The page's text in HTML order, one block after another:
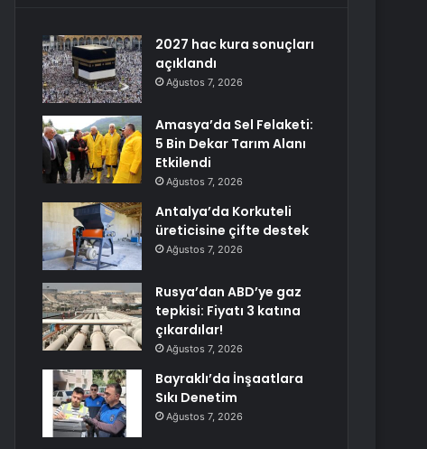
2027 hac kura sonuçları
açıklandı
Ağustos 7, 2026
Amasya’da Sel Felaketi:
5 Bin Dekar Tarım Alanı
Etkilendi
Ağustos 7, 2026
Antalya’da Korkuteli
üreticisine çifte destek
Ağustos 7, 2026
Rusya’dan ABD’ye gaz
tepkisi: Fiyatı 3 katına
çıkardılar!
Ağustos 7, 2026
Bayraklı’da İnşaatlara
Sıkı Denetim
Ağustos 7, 2026